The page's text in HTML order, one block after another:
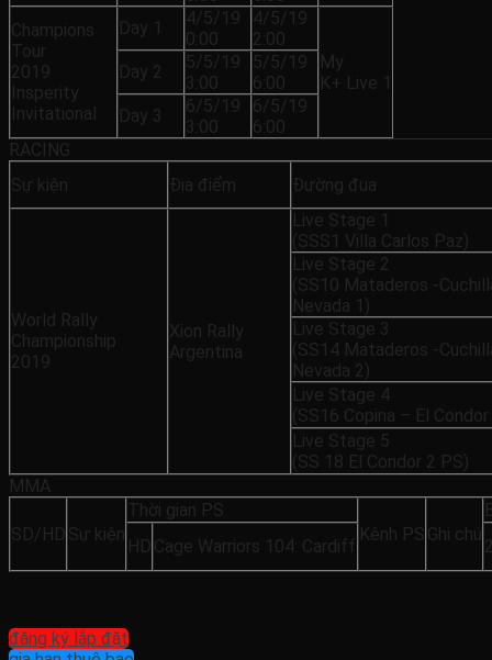
Champions
Tour
2019
Insperity
Invitational
Day 1
4/5/19
0:00
4/5/19
2:00
My
K+ Live 1
Day 2
5/5/19
3:00
5/5/19
6:00
Day 3
6/5/19
3:00
6/5/19
6:00
RACING
Sự kiện
Địa điểm Đường đua
World Rally
Championship
2019
Xion Rally
Argentina
Live Stage 1
(SSS1 Villa Carlos Paz)
Live Stage 2
(SS10 Mataderos -
Nevada 1)
Live Stage 3
(SS14 Mataderos -
Nevada 2)
Live Stage 4
(SS16 Copina – El
Live Stage 5
(SS 18 El Condor 2 PS)
MMA
SD/HD Sự kiện
Thời gian PS
Kênh PS Ghi chú
HD Cage Warriors 104: Cardiff
đăng ký lắp đặt